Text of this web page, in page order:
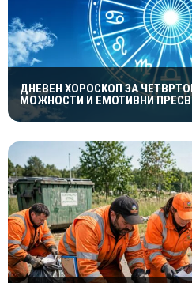
ДНЕВЕН ХОРОСКОП ЗА
МОЖНОСТИ И ЕМОТИВНИ